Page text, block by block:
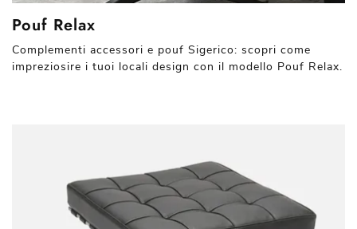
Pouf Relax
Complementi accessori e pouf Sigerico: scopri come
impreziosire i tuoi locali design con il modello Pouf Relax.